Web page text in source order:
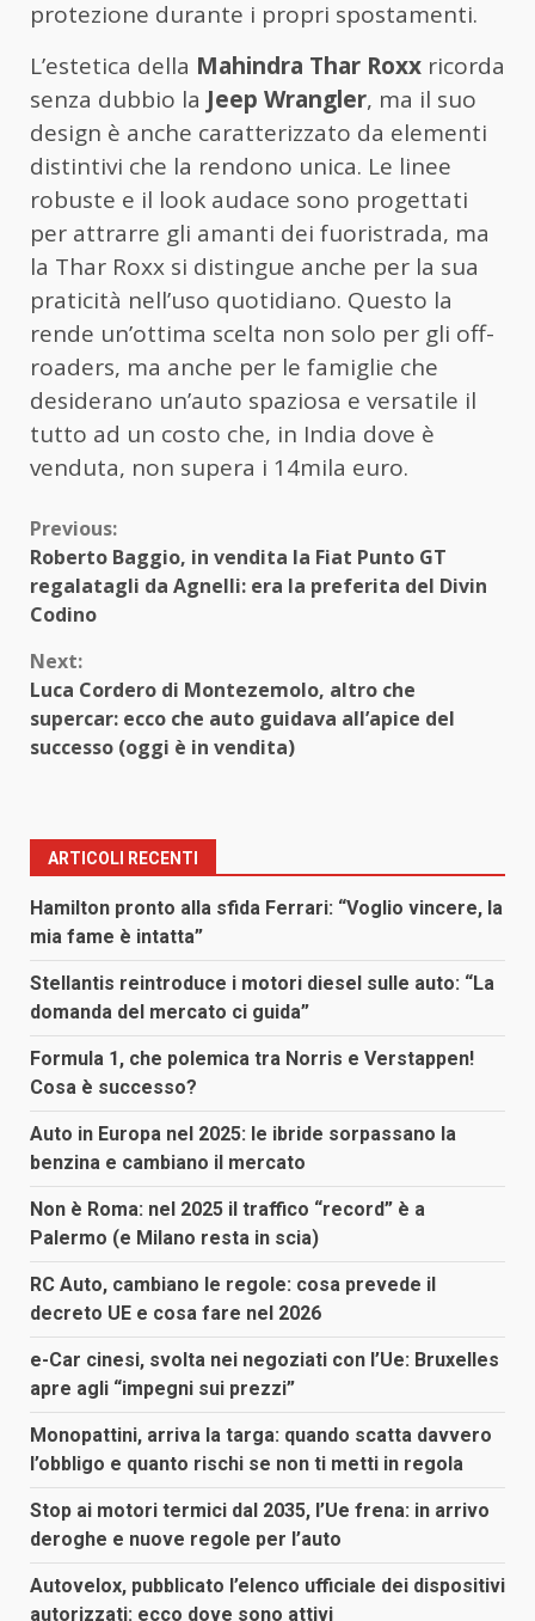
protezione durante i propri spostamenti.
L’estetica della Mahindra Thar Roxx ricorda
senza dubbio la Jeep Wrangler, ma il suo
design è anche caratterizzato da elementi
distintivi che la rendono unica. Le linee
robuste e il look audace sono progettati
per attrarre gli amanti dei fuoristrada, ma
la Thar Roxx si distingue anche per la sua
praticità nell’uso quotidiano. Questo la
rende un’ottima scelta non solo per gli off-
roaders, ma anche per le famiglie che
desiderano un’auto spaziosa e versatile il
tutto ad un costo che, in India dove è
venduta, non supera i 14mila euro.
Continue
Reading
Previous:
Roberto Baggio, in vendita la Fiat Punto GT
regalatagli da Agnelli: era la preferita del Divin
Codino
Next:
Luca Cordero di Montezemolo, altro che
supercar: ecco che auto guidava all’apice del
successo (oggi è in vendita)
ARTICOLI RECENTI
Hamilton pronto alla sfida Ferrari: “Voglio vincere, la
mia fame è intatta”
Stellantis reintroduce i motori diesel sulle auto: “La
domanda del mercato ci guida”
Formula 1, che polemica tra Norris e Verstappen!
Cosa è successo?
Auto in Europa nel 2025: le ibride sorpassano la
benzina e cambiano il mercato
Non è Roma: nel 2025 il traffico “record” è a
Palermo (e Milano resta in scia)
RC Auto, cambiano le regole: cosa prevede il
decreto UE e cosa fare nel 2026
e-Car cinesi, svolta nei negoziati con l’Ue: Bruxelles
apre agli “impegni sui prezzi”
Monopattini, arriva la targa: quando scatta davvero
l’obbligo e quanto rischi se non ti metti in regola
Stop ai motori termici dal 2035, l’Ue frena: in arrivo
deroghe e nuove regole per l’auto
Autovelox, pubblicato l’elenco ufficiale dei dispositivi
autorizzati: ecco dove sono attivi